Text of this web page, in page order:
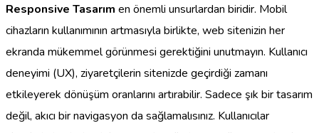
Responsive Tasarım en önemli unsurlardan biridir. Mobil
cihazların kullanımının artmasıyla birlikte, web sitenizin her
ekranda mükemmel görünmesi gerektiğini unutmayın. Kullanıcı
deneyimi (UX), ziyaretçilerin sitenizde geçirdiği zamanı
etkileyerek dönüşüm oranlarını artırabilir. Sadece şık bir tasarım
değil, akıcı bir navigasyon da sağlamalısınız. Kullanıcılar